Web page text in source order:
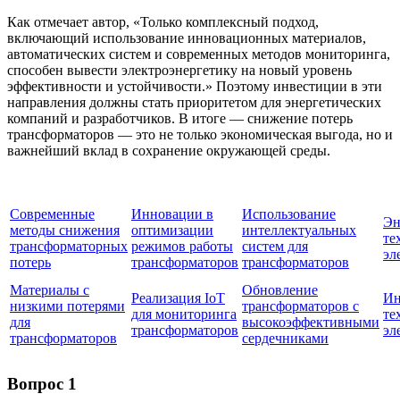
Как отмечает автор, «Только комплексный подход,
включающий использование инновационных материалов,
автоматических систем и современных методов мониторинга,
способен вывести электроэнергетику на новый уровень
эффективности и устойчивости.» Поэтому инвестиции в эти
направления должны стать приоритетом для энергетических
компаний и разработчиков. В итоге — снижение потерь
трансформаторов — это не только экономическая выгода, но и
важнейший вклад в сохранение окружающей среды.
Современные
методы снижения
трансформаторных
потерь
Инновации в
оптимизации
режимов работы
трансформаторов
Использование
интеллектуальных
систем для
трансформаторов
Материалы с
низкими потерями
для
трансформаторов
Реализация IoT
для мониторинга
трансформаторов
Обновление
трансформаторов с
высокоэффективными
сердечниками
Вопрос 1